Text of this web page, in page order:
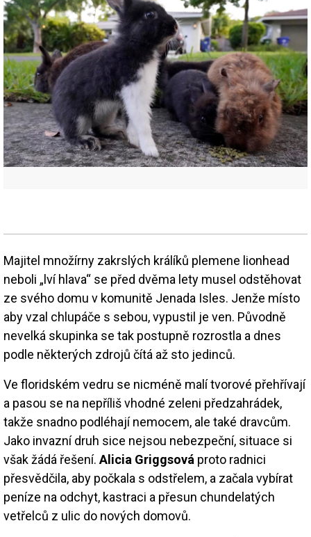
Majitel množírny zakrslých králíků plemene lionhead
neboli „lví hlava“ se před dvěma lety musel odstěhovat
ze svého domu v komunitě Jenada Isles. Jenže místo
aby vzal chlupáče s sebou, vypustil je ven. Původně
nevelká skupinka se tak postupně rozrostla a dnes
podle některých zdrojů čítá až sto jedinců.
Ve floridském vedru se nicméně malí tvorové přehřívají
a pasou se na nepříliš vhodné zeleni předzahrádek,
takže snadno podléhají nemocem, ale také dravcům.
Jako invazní druh sice nejsou nebezpeční, situace si
však žádá řešení. Alicia Griggsová proto radnici
přesvědčila, aby počkala s odstřelem, a začala vybírat
peníze na odchyt, kastraci a přesun chundelatých
vetřelců z ulic do nových domovů.